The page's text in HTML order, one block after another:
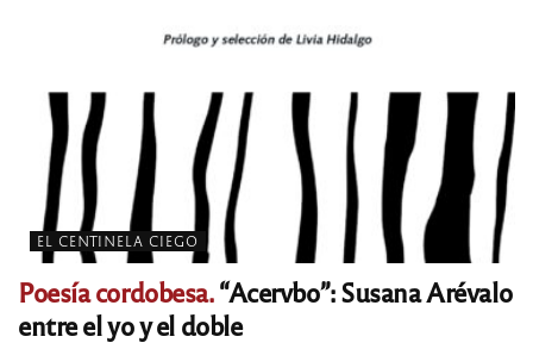
EL CENTINELA CIEGO
Poesía cordobesa.“Acervbo”: Susana Arévalo
entre el yo y el doble